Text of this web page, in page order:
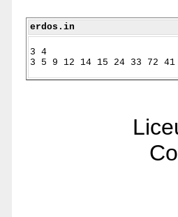
erdos.in
3 4
3 5 9 12 14 15 24 33 72 41